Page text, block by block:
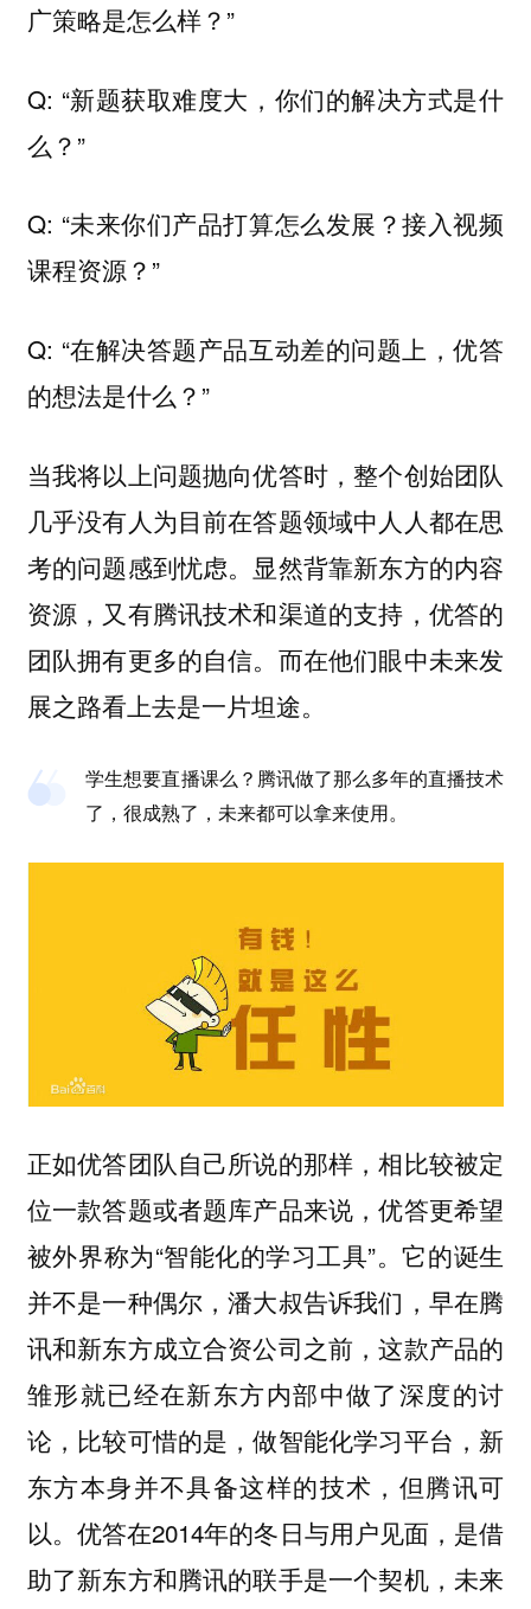
广策略是怎么样？”
Q: “新题获取难度大，你们的解决方式是什
么？”
Q: “未来你们产品打算怎么发展？接入视频
课程资源？”
Q: “在解决答题产品互动差的问题上，优答
的想法是什么？”
当我将以上问题抛向优答时，整个创始团队
几乎没有人为目前在答题领域中人人都在思
考的问题感到忧虑。显然背靠新东方的内容
资源，又有腾讯技术和渠道的支持，优答的
团队拥有更多的自信。而在他们眼中未来发
展之路看上去是一片坦途。
学生想要直播课么？腾讯做了那么多年的直播技术
了，很成熟了，未来都可以拿来使用。
正如优答团队自己所说的那样，相比较被定
位一款答题或者题库产品来说，优答更希望
被外界称为“智能化的学习工具”。它的诞生
并不是一种偶尔，潘大叔告诉我们，早在腾
讯和新东方成立合资公司之前，这款产品的
雏形就已经在新东方内部中做了深度的讨
论，比较可惜的是，做智能化学习平台，新
东方本身并不具备这样的技术，但腾讯可
以。优答在2014年的冬日与用户见面，是借
助了新东方和腾讯的联手是一个契机，未来